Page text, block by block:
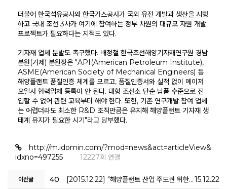
더불어 한국석유공사와 한국가스공사가 국외 유전 개발과 생산을 시행
하고 국내 조선 3사가 여기에 참여하는 정부 차원의 대규모 자원 개발
프로젝트가 필요하다는 지적도 있다.
기자재 업체 분발도 촉구했다. 배정철 한국조선해양기자재연구원 경남
분원(거제) 분원장은 "API(American Petroleum Institute),
ASME(American Society of Mechanical Engineers) 등
해양플랜트 품질인증 체계를 모르고, 품질인증서와 실적 없이 메이저
오일사 협력업체 등록이 안 된다. 대형 조선소 단순 납품 수준으로 진
입할 수 없어 관련 교육부터 해야 한다. 또한, 기존 연구개발 참여 업체
는 어렵더라도 최소한 R&D 조직만큼은 유지해 해양플랜트 기자재 생
태계 유지가 필요한 시기"라고 당부했다.
http://m.idomin.com/?mod=news&act=articleView&
idxno=497255
12227회 연결
이전글 40 [2015.12.22] "해양플랜트 산업 주도권 위한 세밀한 전략 고민해야" 15.12.22